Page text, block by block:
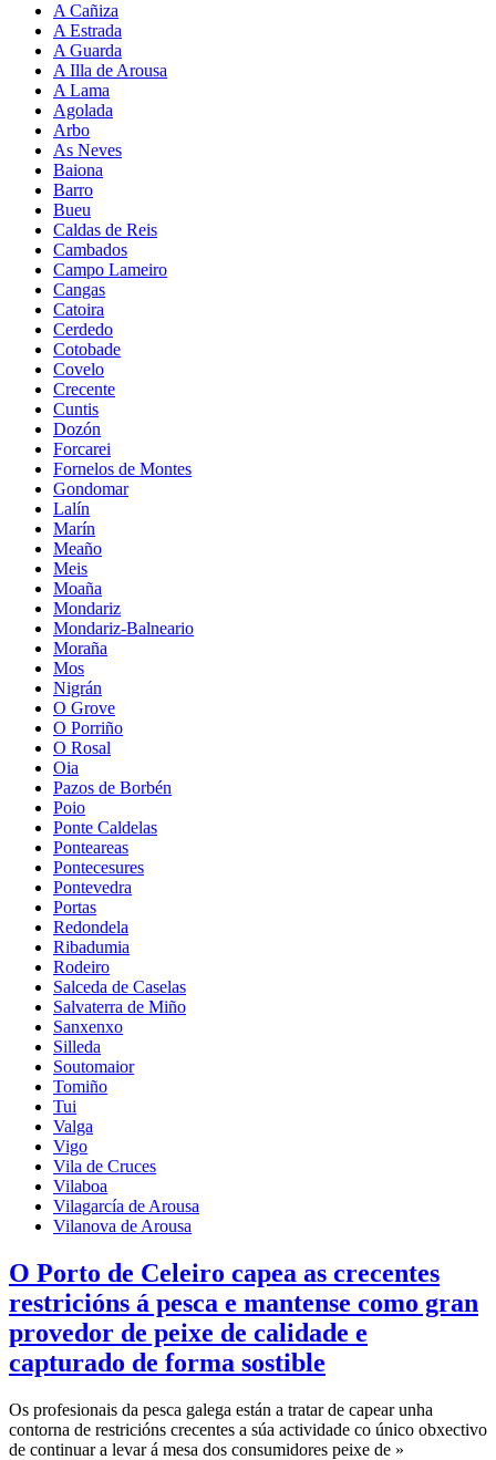
A Cañiza
A Estrada
A Guarda
A Illa de Arousa
A Lama
Agolada
Arbo
As Neves
Baiona
Barro
Bueu
Caldas de Reis
Cambados
Campo Lameiro
Cangas
Catoira
Cerdedo
Cotobade
Covelo
Crecente
Cuntis
Dozón
Forcarei
Fornelos de Montes
Gondomar
Lalín
Marín
Meaño
Meis
Moaña
Mondariz
Mondariz-Balneario
Moraña
Mos
Nigrán
O Grove
O Porriño
O Rosal
Oia
Pazos de Borbén
Poio
Ponte Caldelas
Ponteareas
Pontecesures
Pontevedra
Portas
Redondela
Ribadumia
Rodeiro
Salceda de Caselas
Salvaterra de Miño
Sanxenxo
Silleda
Soutomaior
Tomiño
Tui
Valga
Vigo
Vila de Cruces
Vilaboa
Vilagarcía de Arousa
Vilanova de Arousa
O Porto de Celeiro capea as crecentes
restricións á pesca e mantense como gran
provedor de peixe de calidade e
capturado de forma sostible
Os profesionais da pesca galega están a tratar de capear unha
contorna de restricións crecentes a súa actividade co único obxectivo
de continuar a levar á mesa dos consumidores peixe de »